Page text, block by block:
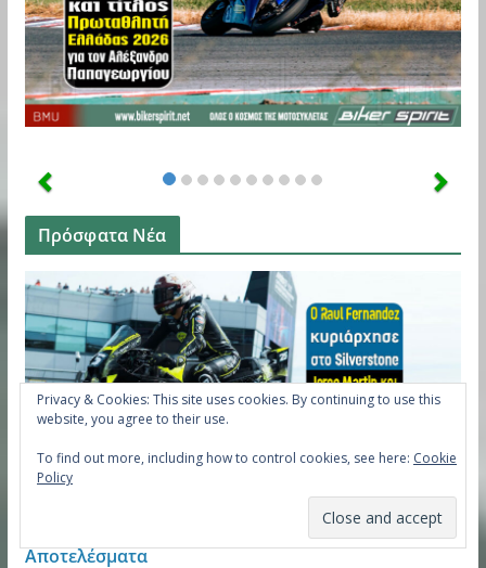
Πρόσφατα Νέα
Ο Raul Fernandez κυριάρχησε στο Silverstone –
Jorge Martin και Marco Bezzecchi στο βάθρο –
Αποτελέσματα
Privacy & Cookies: This site uses cookies. By continuing to use this
website, you agree to their use.
To find out more, including how to control cookies, see here: Cookie
Policy